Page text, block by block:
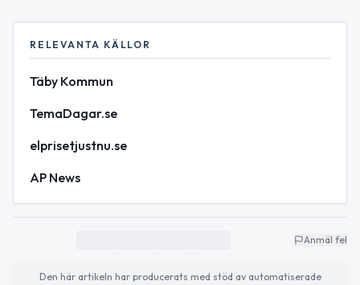
RELEVANTA KÄLLOR
Täby Kommun
TemaDagar.se
elprisetjustnu.se
AP News
Anmäl fel
Den här artikeln har producerats med stöd av automatiserade